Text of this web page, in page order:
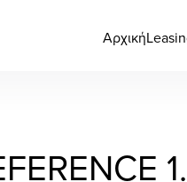
Αρχική